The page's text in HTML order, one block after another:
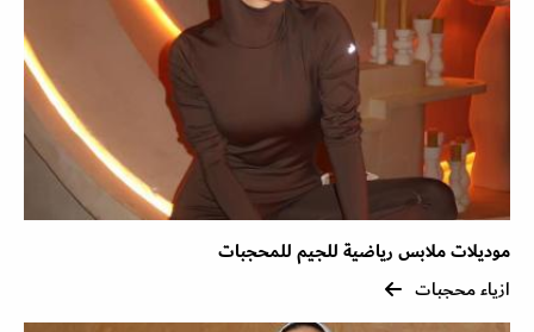
موديلات ملابس رياضية للجيم للمحجبات
ازياء محجبات